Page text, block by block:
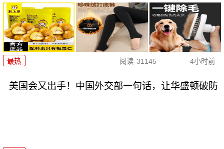
最热 阅读 31145 4小时前
美国会又出手！中国外交部一句话，让华盛顿破防